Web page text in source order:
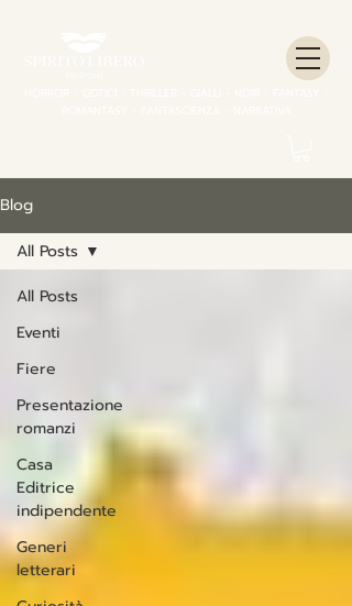
Blog
All Posts
Eventi
Fiere
Presentazione
romanzi
Casa
Editrice
indipendente
Generi
letterari
All Posts